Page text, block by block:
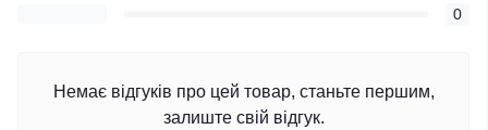
0
Немає відгуків про цей товар, станьте першим,
залиште свій відгук.